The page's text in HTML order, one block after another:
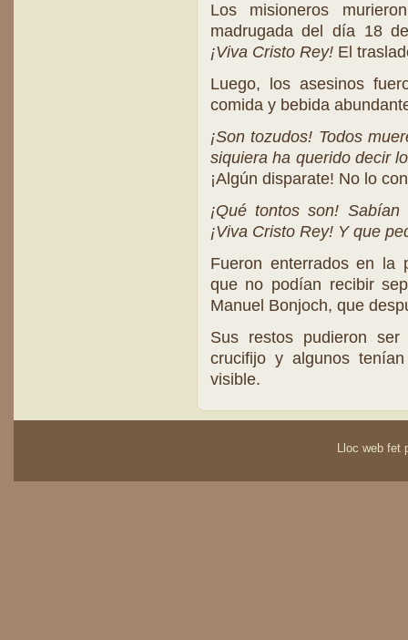
Los misioneros
madrugada del día 18
¡Viva Cristo Rey!El
Luego, los asesinos
comida y bebida
¡Son tozudos! Todos
siquiera ha querido decir
¡Algún disparate! No lo
¡Qué tontos son!
¡Viva Cristo Rey! Y que
Fueron enterrados en la
que no podían recibir
Manuel Bonjoch, que
Sus restos pudieron ser
crucifijo y algunos
visible.
Lloc web fet